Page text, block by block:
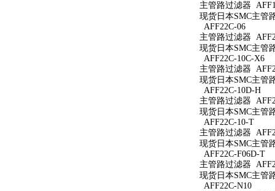
主管路过滤器
现货日本SMC主管
AFF22C-06
主管路过滤器
现货日本SMC主管
AFF22C-10C-X6
主管路过滤器
现货日本SMC主管
AFF22C-10D-H
主管路过滤器
现货日本SMC主管
AFF22C-10-T
主管路过滤器
现货日本SMC主管
AFF22C-F06D-T
主管路过滤器
现货日本SMC主管
AFF22C-N10